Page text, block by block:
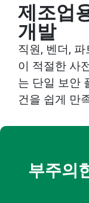
제조업
개발
직원, 벤더, 파
이 적절한 사
는 단일 보안
건을 쉽게 만
부주의